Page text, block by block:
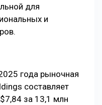
для
и
года рыночная
составляет
за 13,1 млн